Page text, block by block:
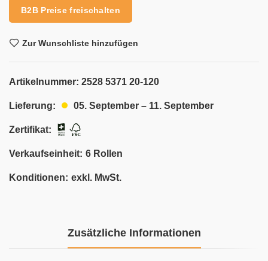
B2B Preise freischalten
Zur Wunschliste hinzufügen
Artikelnummer: 2528 5371 20-120
Lieferung: 05. September – 11. September
Zertifikat:
Verkaufseinheit: 6 Rollen
Konditionen: exkl. MwSt.
Zusätzliche Informationen